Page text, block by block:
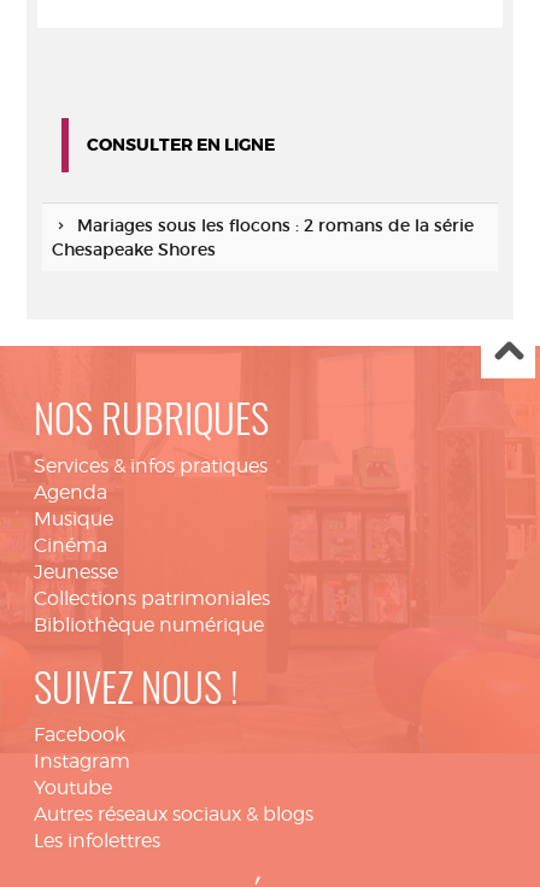
CONSULTER EN LIGNE
Mariages sous les flocons : 2 romans de la série
Chesapeake Shores
NOS RUBRIQUES
Services & infos pratiques
Agenda
Musique
Cinéma
Jeunesse
Collections patrimoniales
Bibliothèque numérique
SUIVEZ NOUS !
Facebook
Instagram
Youtube
Autres réseaux sociaux & blogs
Les infolettres